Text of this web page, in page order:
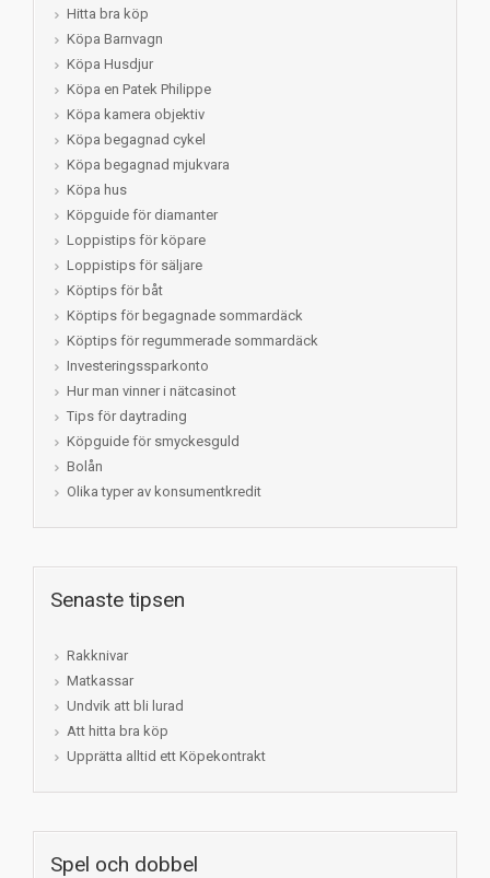
Hitta bra köp
Köpa Barnvagn
Köpa Husdjur
Köpa en Patek Philippe
Köpa kamera objektiv
Köpa begagnad cykel
Köpa begagnad mjukvara
Köpa hus
Köpguide för diamanter
Loppistips för köpare
Loppistips för säljare
Köptips för båt
Köptips för begagnade sommardäck
Köptips för regummerade sommardäck
Investeringssparkonto
Hur man vinner i nätcasinot
Tips för daytrading
Köpguide för smyckesguld
Bolån
Olika typer av konsumentkredit
Senaste tipsen
Rakknivar
Matkassar
Undvik att bli lurad
Att hitta bra köp
Upprätta alltid ett Köpekontrakt
Spel och dobbel